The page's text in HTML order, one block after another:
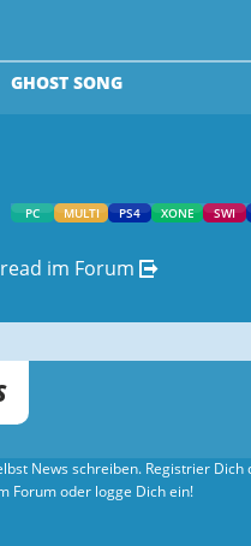
GHOST SONG
PC MULTI PS4 XONE SWI
im Forum
News schreiben. Registrier Dich
Forum oder logge Dich ein!